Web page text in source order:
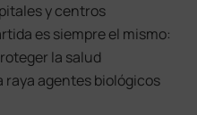
y centros
es siempre el mismo:
la salud
agentes biológicos